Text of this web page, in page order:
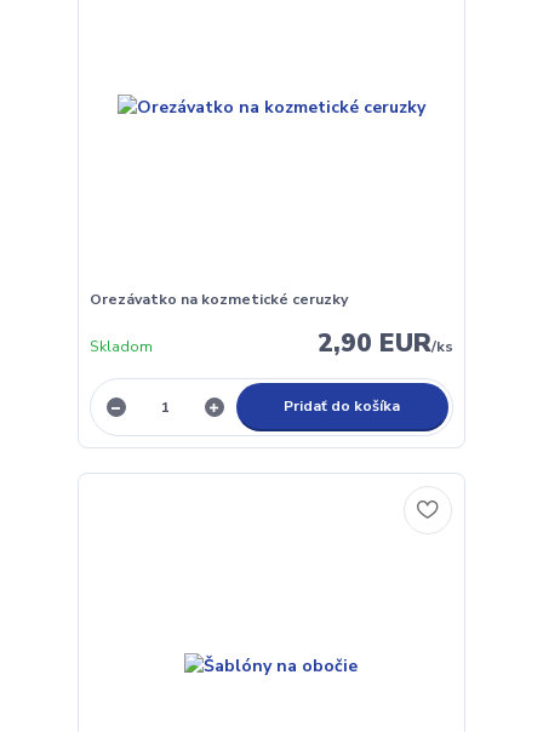
Orezávatko na kozmetické ceruzky
2,90 EUR/ks
Skladom
Pridať do košíka